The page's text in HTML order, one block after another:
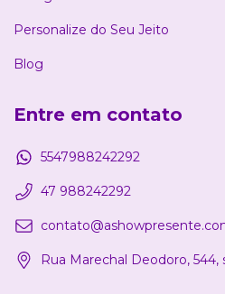
Personalize do Seu Jeito
Blog
Entre em contato
5547988242292
47 988242292
Rua Marechal Deodoro, 544,